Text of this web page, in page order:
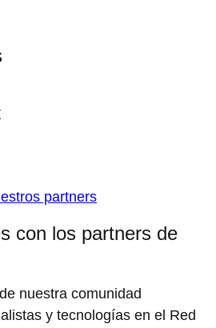
partners
con los partners de
nuestra comunidad
y tecnologías en el Red